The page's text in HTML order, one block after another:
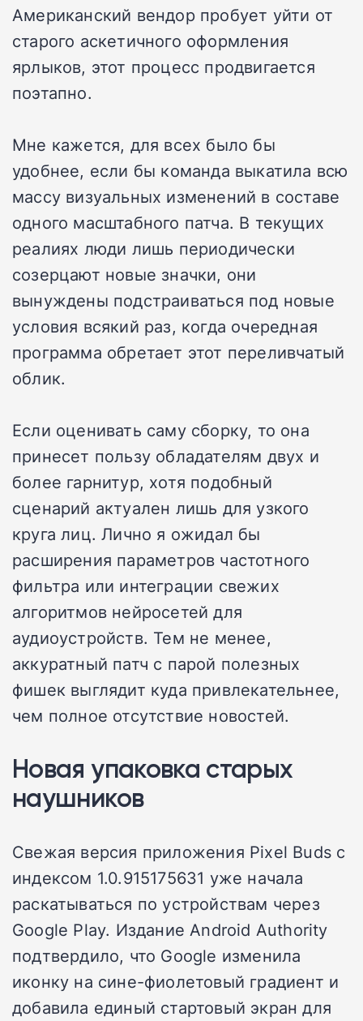
Американский вендор пробует уйти от
старого аскетичного оформления
ярлыков, этот процесс продвигается
поэтапно.
Мне кажется, для всех было бы
удобнее, если бы команда выкатила всю
массу визуальных изменений в составе
одного масштабного патча. В текущих
реалиях люди лишь периодически
созерцают новые значки, они
вынуждены подстраиваться под новые
условия всякий раз, когда очередная
программа обретает этот переливчатый
облик.
Если оценивать саму сборку, то она
принесет пользу обладателям двух и
более гарнитур, хотя подобный
сценарий актуален лишь для узкого
круга лиц. Лично я ожидал бы
расширения параметров частотного
фильтра или интеграции свежих
алгоритмов нейросетей для
аудиоустройств. Тем не менее,
аккуратный патч с парой полезных
фишек выглядит куда привлекательнее,
чем полное отсутствие новостей.
Новая упаковка старых
наушников
Свежая версия приложения Pixel Buds с
индексом 1.0.915175631 уже начала
раскатываться по устройствам через
Google Play. Издание Android Authority
подтвердило, что Google изменила
иконку на сине-фиолетовый градиент и
добавила единый стартовый экран для